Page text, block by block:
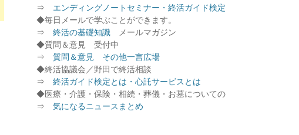
⇒ エンディングノートセミナー・終活ガイド検定
◆毎日メールで学ぶことができます。
⇒ 終活の基礎知識 メールマガジン
◆質問＆意見 受付中
⇒ 質問＆意見 その他一言広場
◆終活協議会／野田で終活相談
⇒ 終活ガイド検定とは・心託サービスとは
◆医療・介護・保険・相続・葬儀・お墓についての
⇒ 気になるニュースまとめ